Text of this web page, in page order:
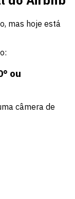
mas hoje está
ou
câmera de